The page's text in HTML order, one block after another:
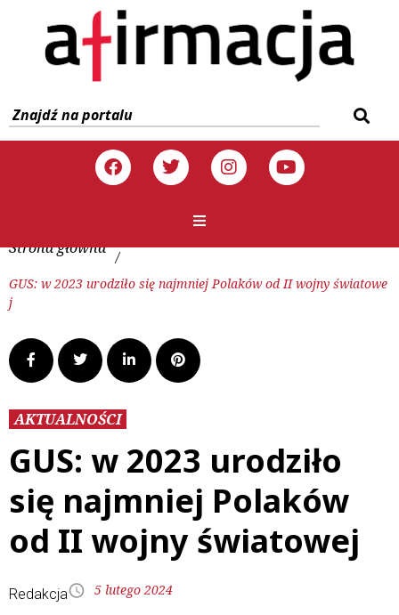
Strona główna /
GUS: w 2023 urodziło się najmniej Polaków od II wojny światowe
j
AKTUALNOŚCI
GUS: w 2023 urodziło
się najmniej Polaków
od II wojny światowej
Redakcja 5 lutego 2024